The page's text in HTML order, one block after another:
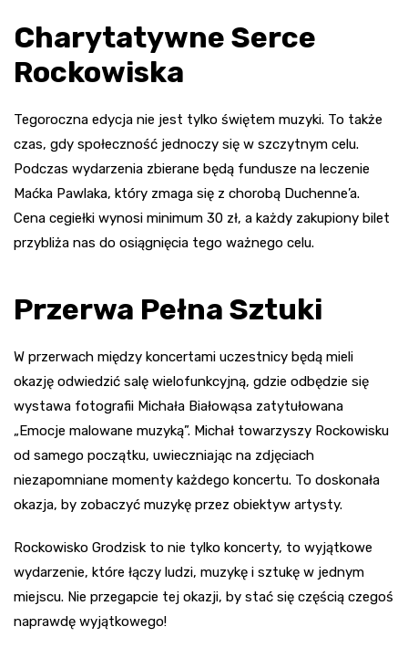
Charytatywne Serce
Rockowiska
Tegoroczna edycja nie jest tylko świętem muzyki. To także
czas, gdy społeczność jednoczy się w szczytnym celu.
Podczas wydarzenia zbierane będą fundusze na leczenie
Maćka Pawlaka, który zmaga się z chorobą Duchenne’a.
Cena cegiełki wynosi minimum 30 zł, a każdy zakupiony bilet
przybliża nas do osiągnięcia tego ważnego celu.
Przerwa Pełna Sztuki
W przerwach między koncertami uczestnicy będą mieli
okazję odwiedzić salę wielofunkcyjną, gdzie odbędzie się
wystawa fotografii Michała Białowąsa zatytułowana
„Emocje malowane muzyką”. Michał towarzyszy Rockowisku
od samego początku, uwieczniając na zdjęciach
niezapomniane momenty każdego koncertu. To doskonała
okazja, by zobaczyć muzykę przez obiektyw artysty.
Rockowisko Grodzisk to nie tylko koncerty, to wyjątkowe
wydarzenie, które łączy ludzi, muzykę i sztukę w jednym
miejscu. Nie przegapcie tej okazji, by stać się częścią czegoś
naprawdę wyjątkowego!